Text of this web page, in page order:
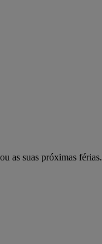
as suas próximas férias.